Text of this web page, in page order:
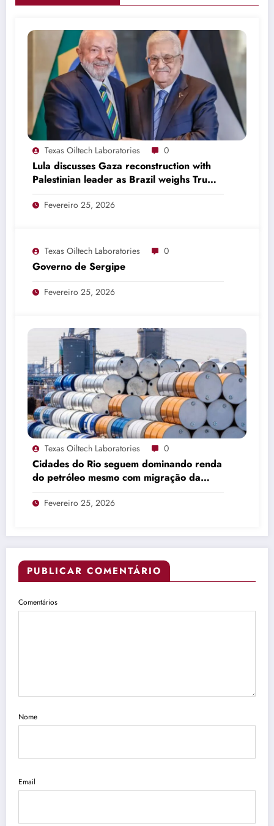
Texas Oiltech Laboratories 0
Lula discusses Gaza reconstruction with
Palestinian leader as Brazil weighs Trump
invitation
Fevereiro 25, 2026
Texas Oiltech Laboratories 0
Governo de Sergipe
Fevereiro 25, 2026
Texas Oiltech Laboratories 0
Cidades do Rio seguem dominando renda
do petróleo mesmo com migração da
produção
Fevereiro 25, 2026
PUBLICAR COMENTÁRIO
Comentários
Nome
Email